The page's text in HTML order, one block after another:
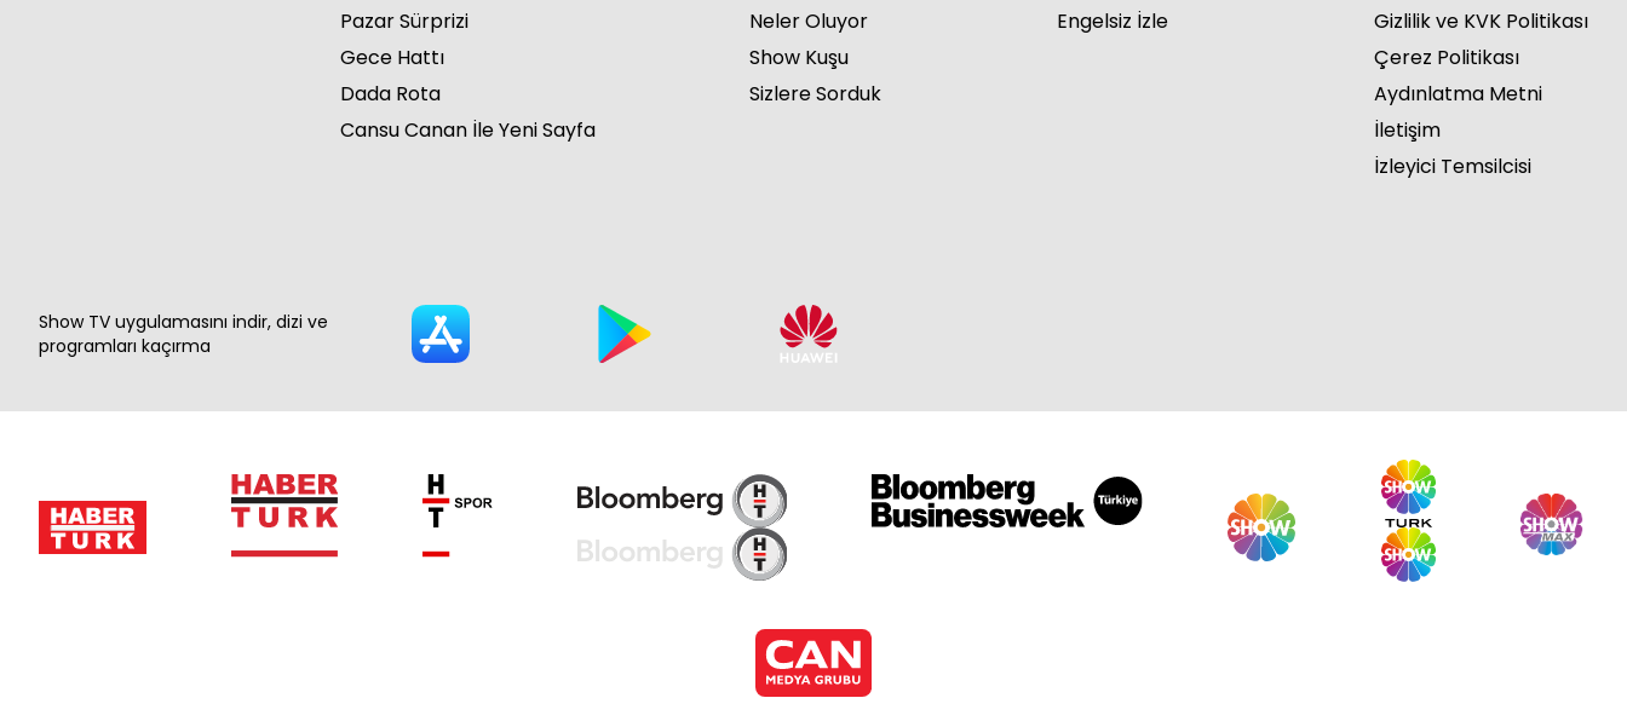
Ebru Akel'le Kadın İsterse 59.
Bölüm
Pazar Sürprizi
Gece Hattı
Dada Rota
Cansu Canan İle Yeni Sayfa
Neler Oluyor
Show Kuşu
Sizlere Sorduk
Engelsiz İzle
Gizlilik ve KVK Politikası
Çerez Politikası
Aydınlatma Metni
İletişim
İzleyici Temsilcisi
Show TV uygulamasını indir, dizi ve
programları kaçırma